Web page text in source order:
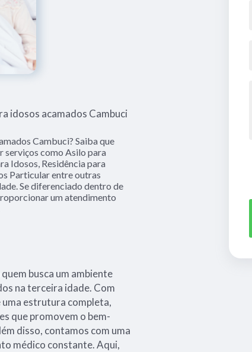
idosos acamados Cambuci
Cambuci? Saiba que
serviços como Asilo para
Idosos, Residência para
Particular entre outras
Se diferenciado dentro de
um atendimento
busca um ambiente
na terceira idade. Com
uma estrutura completa,
que promovem o bem-
disso, contamos com uma
médico constante. Aqui,